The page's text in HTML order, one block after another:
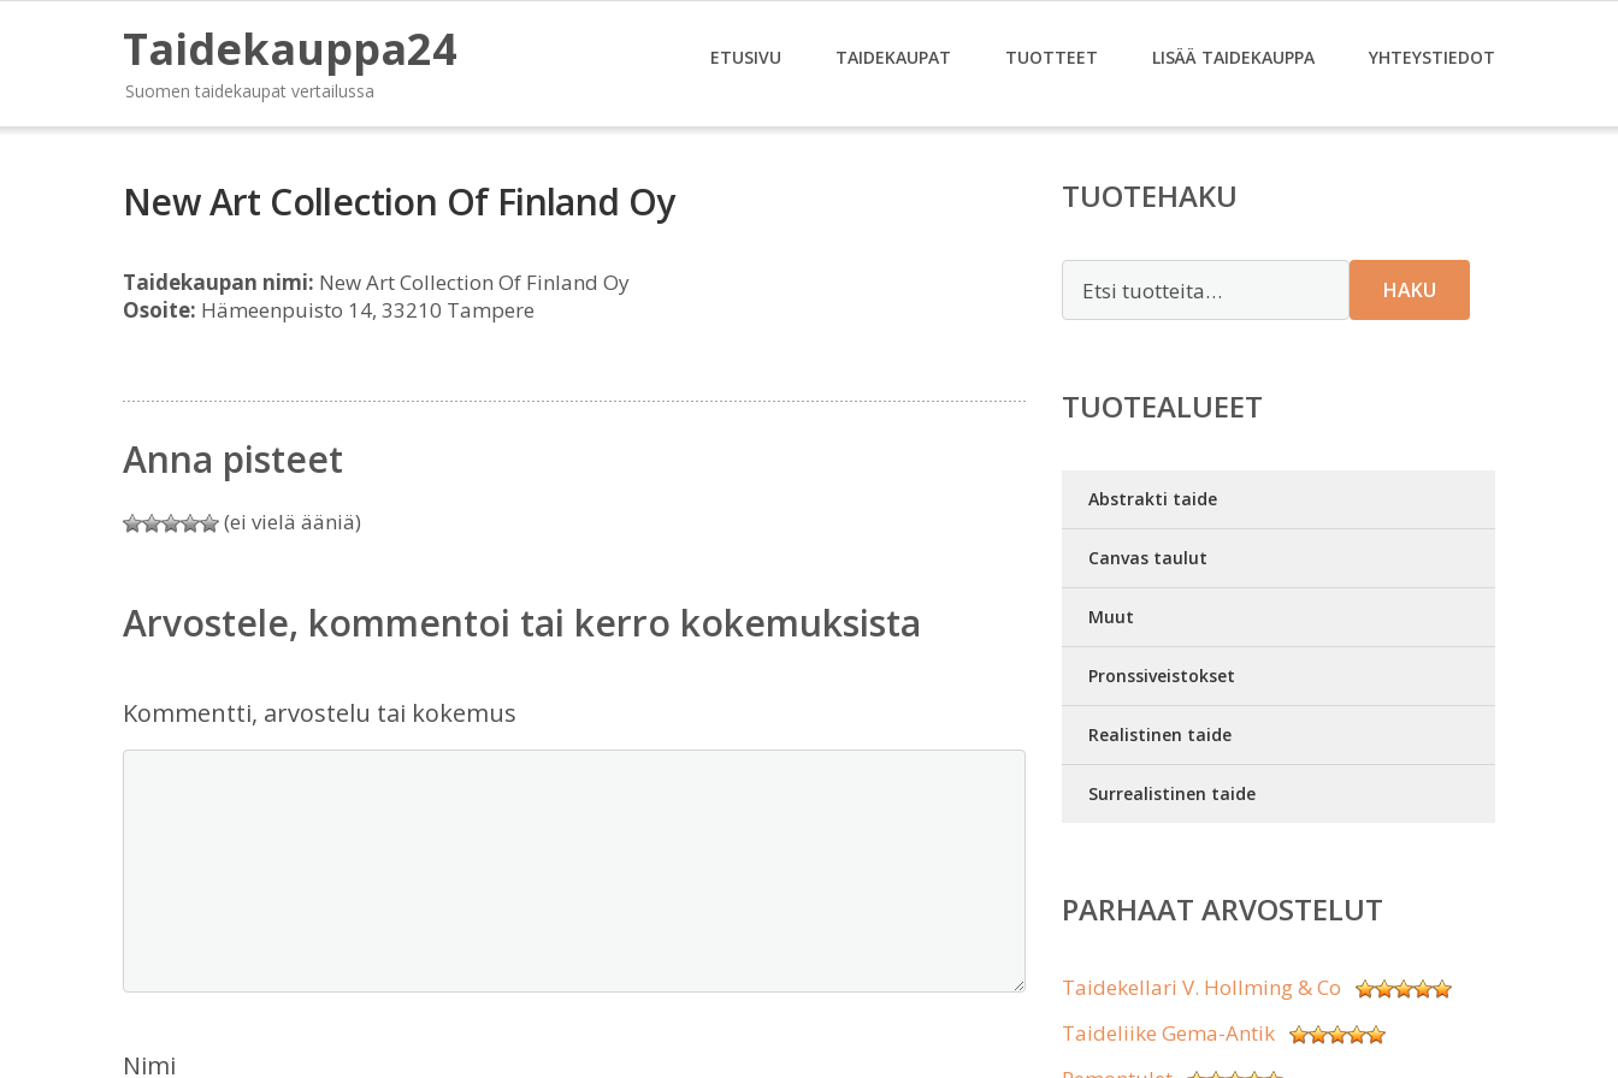
Taidekauppa24
Suomen taidekaupat vertailussa
ETUSIVU TAIDEKAUPAT TUOTTEET LISÄÄ TAIDEKAUPPA YHTEYSTIEDOT
New Art Collection Of Finland Oy
Taidekaupan nimi: New Art Collection Of Finland Oy
Osoite: Hämeenpuisto 14, 33210 Tampere
Anna pisteet
(ei vielä ääniä)
Arvostele, kommentoi tai kerro kokemuksista
Kommentti, arvostelu tai kokemus
Nimi
TUOTEHAKU
HAKU
TUOTEALUEET
Abstrakti taide
Canvas taulut
Muut
Pronssiveistokset
Realistinen taide
Surrealistinen taide
PARHAAT ARVOSTELUT
Taidekellari V. Hollming & Co
Taideliike Gema-Antik